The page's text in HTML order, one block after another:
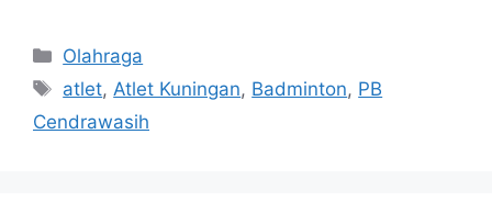
Kategori
Olahraga
Tag
atlet, Atlet Kuningan, Badminton, PB
Cendrawasih